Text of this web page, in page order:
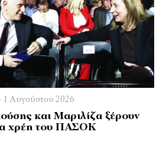
1 Αυγούστου 2026
και Μαριλίζα ξέρουν
χρέη του ΠΑΣΟΚ